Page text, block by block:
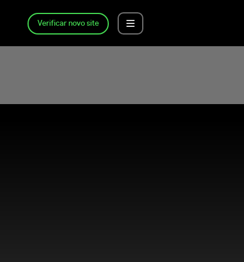
Verificar novo site